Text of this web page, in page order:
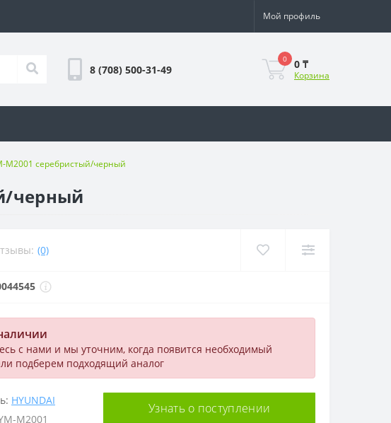
Мой профиль
8 (708) 500-31-49
0 0 ₸
Корзина
M2001 серебристый/черный
черный
(0)
с нами и мы уточним, когда появится необходимый
подберем подходящий аналог
HYUNDAI
M2001
Узнать о поступлении